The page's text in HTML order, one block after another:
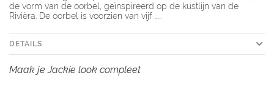
de vorm van de oorbel, geïnspireerd op de kustlijn van de
Rivièra. De oorbel is voorzien van vijf …...
DETAILS
Maak je Jackie look compleet